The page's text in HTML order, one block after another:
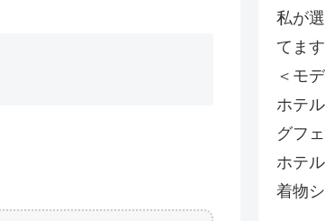
私が
てます
＜モ
ホテ
グフ
ホテ
着物